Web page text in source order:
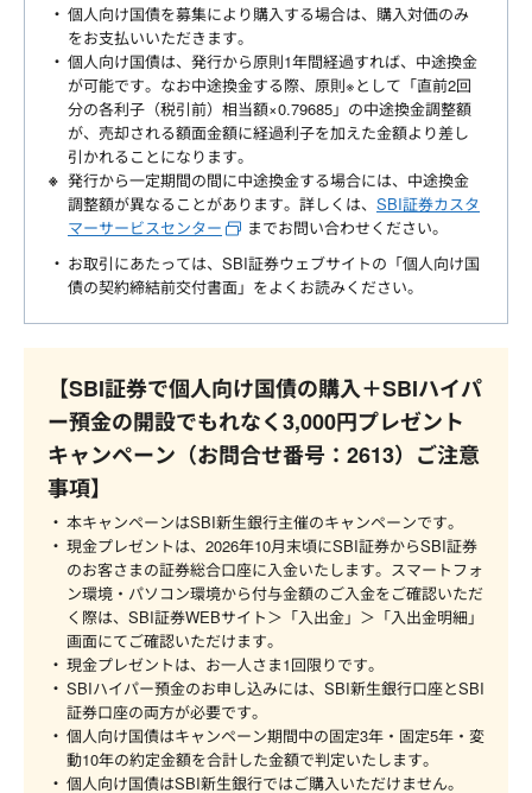
個人向け国債を募集により購入する場合は、購入対価のみ
をお支払いいただきます。
個人向け国債は、発行から原則1年間経過すれば、中途換金
が可能です。なお中途換金する際、原則※として「直前2回
分の各利子（税引前）相当額×0.79685」の中途換金調整額
が、売却される額面金額に経過利子を加えた金額より差し
引かれることになります。
発行から一定期間の間に中途換金する場合には、中途換金
調整額が異なることがあります。詳しくは、 SBI証券カスタ
マーサービスセンター
までお問い合わせください。
お取引にあたっては、SBI証券ウェブサイトの「個人向け国
債の契約締結前交付書面」をよくお読みください。
【SBI証券で個人向け国債の購入＋SBIハイパ
ー預金の開設でもれなく3,000円プレゼント
キャンペーン（お問合せ番号：2613）ご注意
事項】
本キャンペーンはSBI新生銀行主催のキャンペーンです。
現金プレゼントは、2026年10月末頃にSBI証券からSBI証券
のお客さまの証券総合口座に入金いたします。スマートフォ
ン環境・パソコン環境から付与金額のご入金をご確認いただ
く際は、SBI証券WEBサイト＞「入出金」＞「入出金明細」
画面にてご確認いただけます。
現金プレゼントは、お一人さま1回限りです。
SBIハイパー預金のお申し込みには、SBI新生銀行口座とSBI
証券口座の両方が必要です。
個人向け国債はキャンペーン期間中の固定3年・固定5年・変
動10年の約定金額を合計した金額で判定いたします。
個人向け国債はSBI新生銀行ではご購入いただけません。